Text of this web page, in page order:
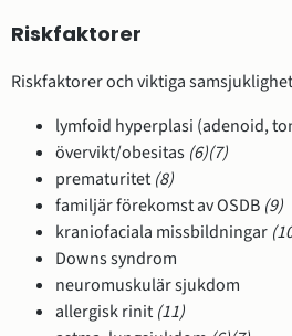
Riskfaktorer
Riskfaktorer och viktiga
lymfoid hyperplasi (adenoid,
övervikt/obesitas (6)(7)
prematuritet (8)
familjär förekomst av OSDB (9)
kraniofaciala missbildningar
Downs syndrom
neuromuskulär sjukdom
allergisk rinit (11)